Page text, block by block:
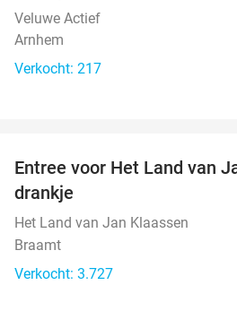
Veluwe Actief
Arnhem
Verkocht: 217
Entree voor Het Land van
drankje
Het Land van Jan Klaassen
Braamt
Verkocht: 3.727